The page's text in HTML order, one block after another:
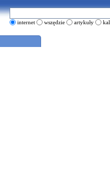
internet wszędzie artykuły